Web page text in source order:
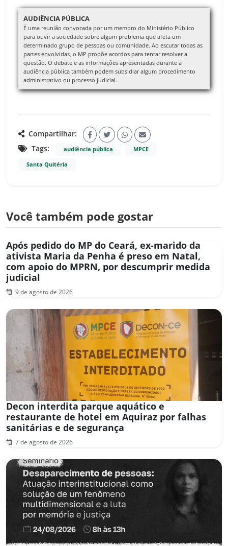
AUDIÊNCIA PÚBLICA
É uma reunião convocada por um membro do Ministério Público
para ouvir a sociedade sobre algum problema que afeta um
determinado grupo de pessoas ou comunidade. Ao escutar todas as
partes envolvidas, o MP propõe acordos para tentar resolver a
questão. O debate e as informações apresentadas durante a
audiência pública também podem subsidiar algum procedimento
administrativo ou processo judicial.
Compartilhar:
Tags:
audiência pública MPCE
Santa Quitéria
Você também pode gostar
Após pedido do MP do Ceará, ex-marido da
ativista Maria da Penha é preso em Natal,
com apoio do MPRN, por descumprir medida
judicial
9 de agosto de 2026
Decon interdita parque aquático e
restaurante de hotel em Aquiraz por falhas
sanitárias e de segurança
7 de agosto de 2026